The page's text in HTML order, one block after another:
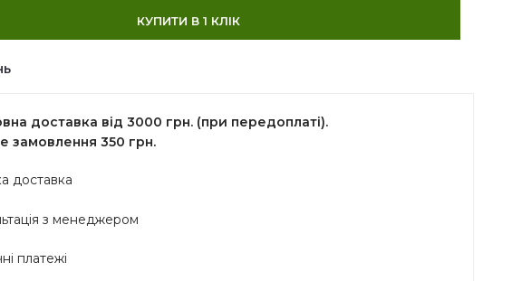
КУПИТИ В 1 КЛІК
доставка від 3000 грн. (при передоплаті).
замовлення 350 грн.
доставка
з менеджером
платежі